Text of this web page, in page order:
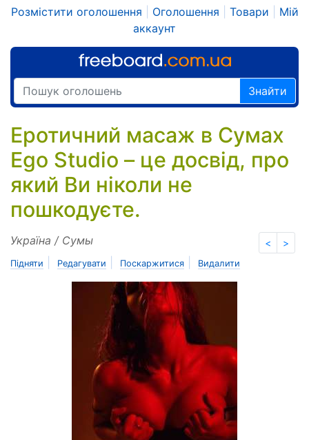
Розмістити оголошення Оголошення Товари
Мій
аккаунт
Знайти
Еротичний масаж в Сумах
Ego Studio – це досвід, про
який Ви ніколи не
пошкодуєте.
< >
Україна / Сумы
Підняти Редагувати Поскаржитися Видалити